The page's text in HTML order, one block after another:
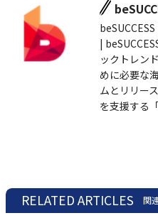
|
ックトレン
めに必要な
ムとリリー
を支援する
RELATED ARTICLES 関